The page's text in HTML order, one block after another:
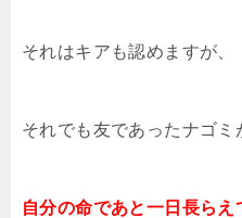
それはキアも認めますが、
それでも友であったナゴミ
自分の命であと一日長ら